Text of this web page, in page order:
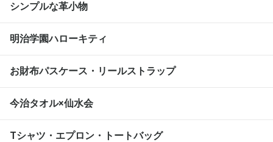
シンプルな革小物
明治学園ハローキティ
お財布パスケース・リールストラップ
今治タオル×仙水会
Tシャツ・エプロン・トートバッグ